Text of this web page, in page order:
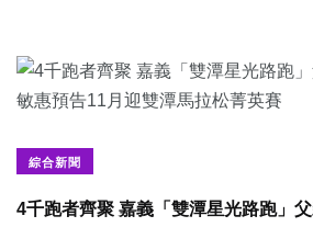
綜合新聞
4千跑者齊聚 嘉義「雙潭星光路跑」